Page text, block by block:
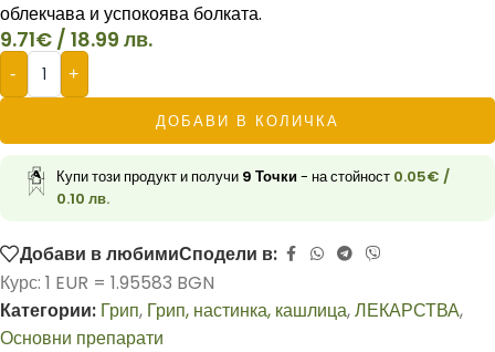
облекчава и успокоява болката.
9.71€ / 18.99 лв.
- +
ДОБАВИ В КОЛИЧКА
Купи този продукт и получи 9 Точки- на стойност 0.05€ /
0.10 лв.
Добави в любимиСподели в:
Курс: 1 EUR = 1.95583 BGN
Категории: Грип, Грип, настинка, кашлица,ЛЕКАРСТВА,
Основни препарати